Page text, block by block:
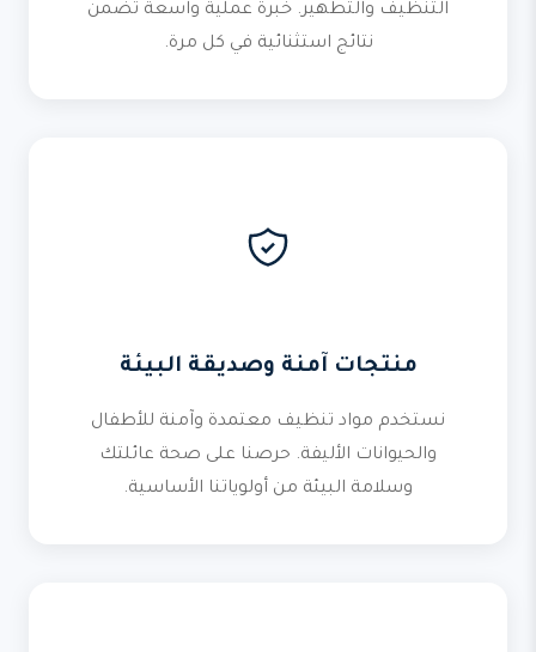
التنظيف والتطهير. خبرة عملية واسعة تضمن
نتائج استثنائية في كل مرة.
منتجات آمنة وصديقة البيئة
نستخدم مواد تنظيف معتمدة وآمنة للأطفال
والحيوانات الأليفة. حرصنا على صحة عائلتك
وسلامة البيئة من أولوياتنا الأساسية.